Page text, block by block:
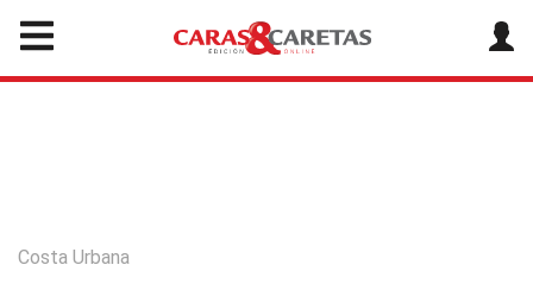
Costa Urbana